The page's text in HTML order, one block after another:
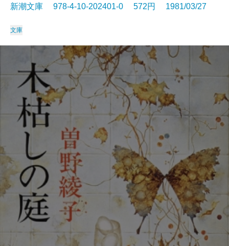
新潮文庫 978-4-10-202401-0 572円 1981/03/27
文庫